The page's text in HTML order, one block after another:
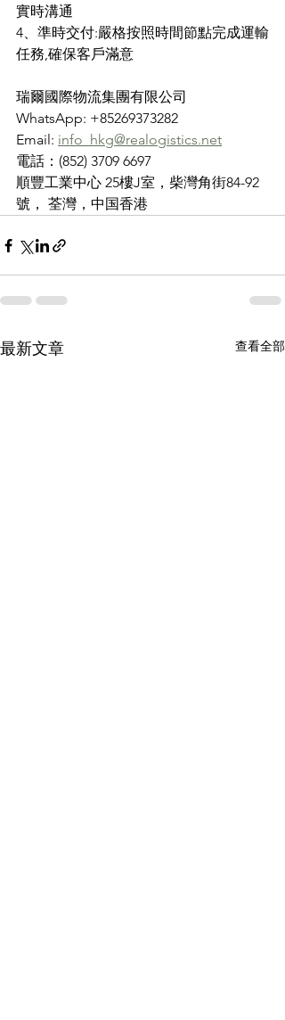
實時溝通
4、準時交付:嚴格按照時間節點完成運輸
任務,確保客戶滿意
瑞爾國際物流集團有限公司
WhatsApp: +85269373282
Email: info_hkg@realogistics.net
電話：(852) 3709 6697
順豐工業中心 25樓J室，柴灣角街84-92
號， 荃灣，中国香港
最新文章 查看全部